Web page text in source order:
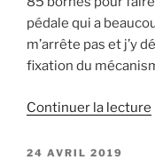
pédale qui a
m’arrête pas et j’y
fixation du
Continuer la lecture
PUBLIÉ
24 AVRIL 2019